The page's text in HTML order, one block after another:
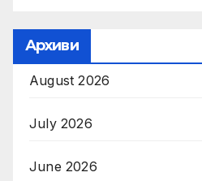
Архиви
August 2026
July 2026
June 2026